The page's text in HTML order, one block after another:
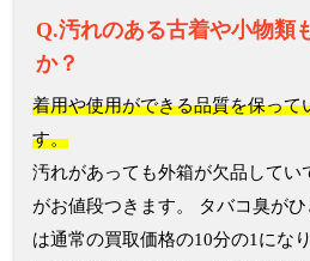
Q.汚れのある古着や小物類
か？
着用や使用ができる品質を保って
す。
汚れがあっても外箱が欠品してい
がお値段つきます。 タバコ臭が
は通常の買取価格の10分の1にな